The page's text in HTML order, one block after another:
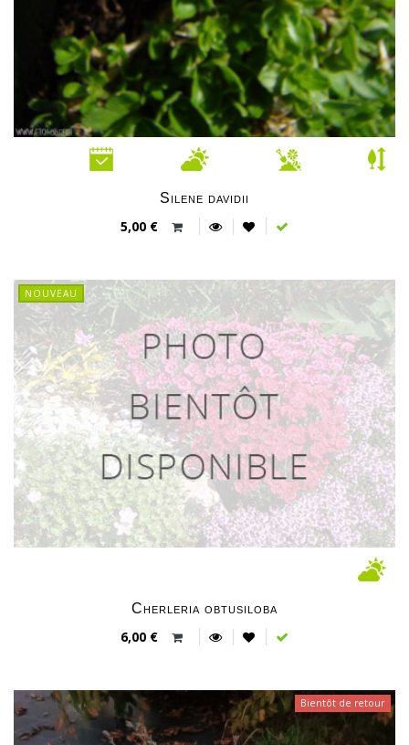
Silene davidii
5,00 €
NOUVEAU
Cherleria obtusiloba
6,00 €
Bientôt de retour